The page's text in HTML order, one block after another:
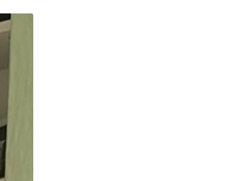
de ancho.
empapelar.